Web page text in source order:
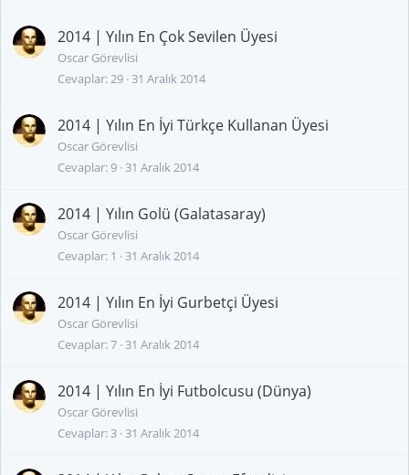
2014 | Yılın En Çok Sevilen Üyesi
Oscar Görevlisi
Cevaplar 29 31 Aralık 2014
2014 | Yılın En İyi Türkçe Kullanan Üyesi
Oscar Görevlisi
Cevaplar 9 31 Aralık 2014
2014 | Yılın Golü (Galatasaray)
Oscar Görevlisi
Cevaplar 1 31 Aralık 2014
2014 | Yılın En İyi Gurbetçi Üyesi
Oscar Görevlisi
Cevaplar 7 31 Aralık 2014
2014 | Yılın En İyi Futbolcusu (Dünya)
Oscar Görevlisi
Cevaplar 3 31 Aralık 2014